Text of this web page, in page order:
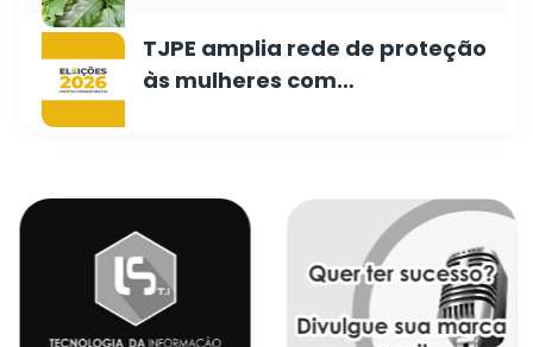
TJPE amplia rede de proteção
às mulheres com…